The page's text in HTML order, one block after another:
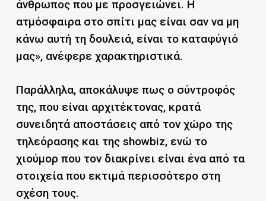
άνθρωπος που με προσγειώνει. Η
ατμόσφαιρα στο σπίτι μας είναι σαν να μη
κάνω αυτή τη δουλειά, είναι το καταφύγιό
μας», ανέφερε χαρακτηριστικά.
Παράλληλα, αποκάλυψε πως ο σύντροφός
της, που είναι αρχιτέκτονας, κρατά
συνειδητά αποστάσεις από τον χώρο της
τηλεόρασης και της showbiz, ενώ το
χιούμορ που τον διακρίνει είναι ένα από τα
στοιχεία που εκτιμά περισσότερο στη
σχέση τους.